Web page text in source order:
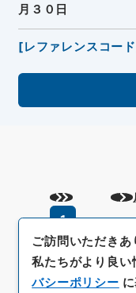
月３０日
[レファレンスコード
1
ご訪問いただきあ
私たちがより良い
バシーポリシー